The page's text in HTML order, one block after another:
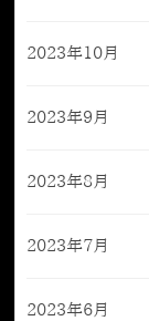
2023年10月
2023年9月
2023年8月
2023年7月
2023年6月